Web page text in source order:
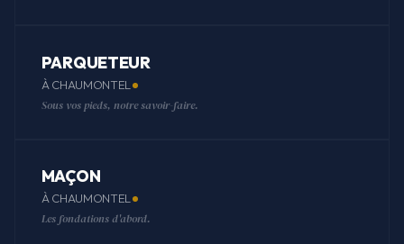
PARQUETEUR
À CHAUMONTEL
Sous vos pieds, notre savoir-faire.
MAÇON
À CHAUMONTEL
Les fondations d'abord.